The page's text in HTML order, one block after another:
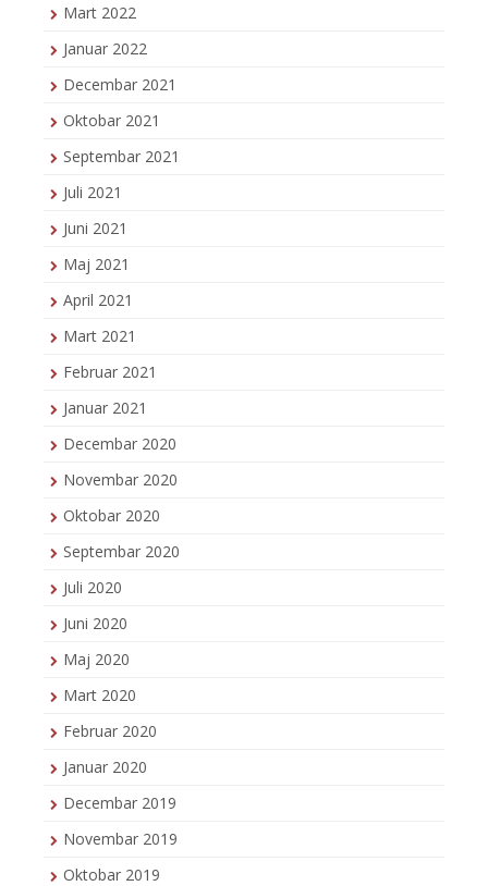
Mart 2022
Januar 2022
Decembar 2021
Oktobar 2021
Septembar 2021
Juli 2021
Juni 2021
Maj 2021
April 2021
Mart 2021
Februar 2021
Januar 2021
Decembar 2020
Novembar 2020
Oktobar 2020
Septembar 2020
Juli 2020
Juni 2020
Maj 2020
Mart 2020
Februar 2020
Januar 2020
Decembar 2019
Novembar 2019
Oktobar 2019